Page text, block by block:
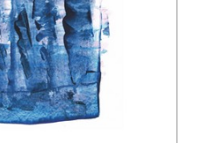
1.Romans, récits adultes